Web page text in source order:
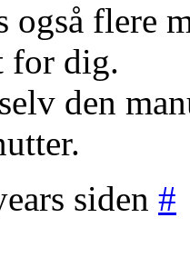
også flere
for dig.
den
siden #